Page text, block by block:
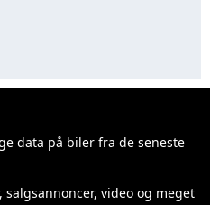
data på biler fra de seneste
video og meget